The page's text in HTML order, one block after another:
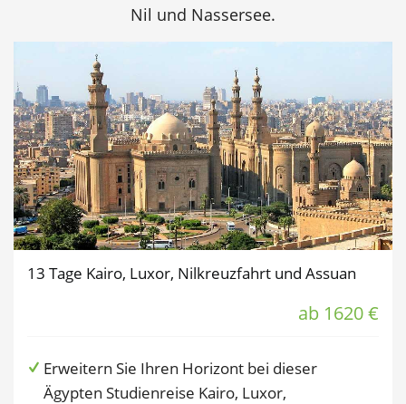
Nil und Nassersee.
13 Tage Kairo, Luxor, Nilkreuzfahrt und Assuan
ab 1620 €
Erweitern Sie Ihren Horizont bei dieser
Ägypten Studienreise Kairo, Luxor,